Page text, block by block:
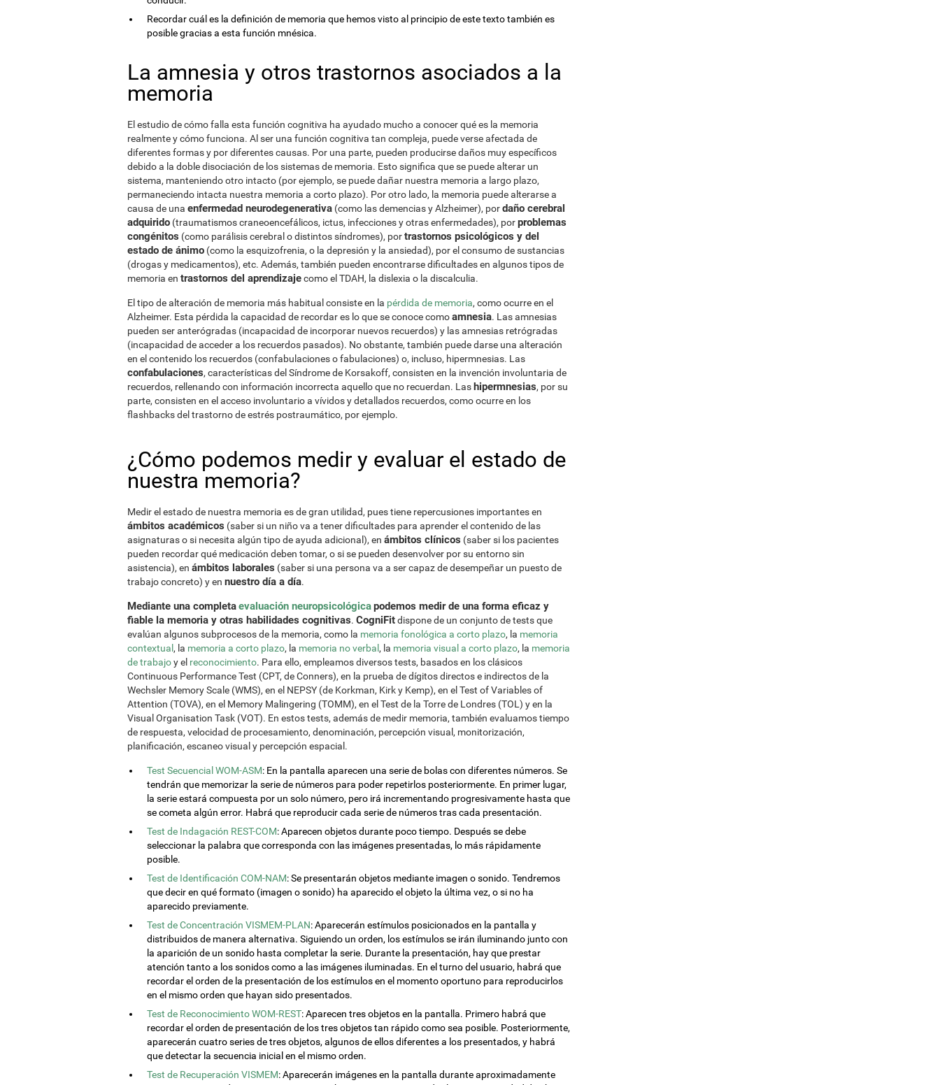
Recordar cuál es la definición de memoria que hemos visto al principio de este texto también es
posible gracias a esta función mnésica.
La amnesia y otros trastornos asociados a la
memoria
El estudio de cómo falla esta función cognitiva ha ayudado mucho a conocer qué es la memoria
realmente y cómo funciona. Al ser una función cognitiva tan compleja, puede verse afectada de
diferentes formas y por diferentes causas. Por una parte, pueden producirse daños muy específicos
debido a la doble disociación de los sistemas de memoria. Esto significa que se puede alterar un
sistema, manteniendo otro intacto (por ejemplo, se puede dañar nuestra memoria a largo plazo,
permaneciendo intacta nuestra memoria a corto plazo). Por otro lado, la memoria puede alterarse a
causa de una enfermedad neurodegenerativa (como las demencias y Alzheimer), pordaño cerebral
adquirido (traumatismos craneoencefálicos, ictus, infecciones y otras enfermedades), porproblemas
congénitos (como parálisis cerebral o distintos síndromes), portrastornos psicológicos y del
estado de ánimo (como la esquizofrenia, o la depresión y la ansiedad), por el consumo de sustancias
(drogas y medicamentos), etc. Además, también pueden encontrarse dificultades en algunos tipos de
memoria en trastornos del aprendizajecomo el TDAH, la dislexia o la discalculia.
El tipo de alteración de memoria más habitual consiste en la pérdida de memoria, como ocurre en el
Alzheimer. Esta pérdida la capacidad de recordar es lo que se conoce comoamnesia. Las amnesias
pueden ser anterógradas (incapacidad de incorporar nuevos recuerdos) y las amnesias retrógradas
(incapacidad de acceder a los recuerdos pasados). No obstante, también puede darse una alteración
en el contenido los recuerdos (confabulaciones o fabulaciones) o, incluso, hipermnesias. Las
confabulaciones, características del Síndrome de Korsakoff, consisten en la invención involuntaria de
recuerdos, rellenando con información incorrecta aquello que no recuerdan. Lashipermnesias, por su
parte, consisten en el acceso involuntario a vívidos y detallados recuerdos, como ocurre en los
flashbacks del trastorno de estrés postraumático, por ejemplo.
¿Cómo podemos medir y evaluar el estado de
nuestra memoria?
Medir el estado de nuestra memoria es de gran utilidad, pues tiene repercusiones importantes en
ámbitos académicos (saber si un niño va a tener dificultades para aprender el contenido de las
asignaturas o si necesita algún tipo de ayuda adicional), en ámbitos clínicos (saber si los pacientes
pueden recordar qué medicación deben tomar, o si se pueden desenvolver por su entorno sin
asistencia), en ámbitos laborales (saber si una persona va a ser capaz de desempeñar un puesto de
trabajo concreto) y en nuestro día a día.
Mediante una completaevaluación neuropsicológicapodemos medir de una forma eficaz y
fiable la memoria y otras habilidades cognitivas. CogniFitdispone de un conjunto de tests que
evalúan algunos subprocesos de la memoria, como la memoria fonológica a corto plazo, la memoria
contextual , la memoria a corto plazo, la memoria no verbal , la memoria visual a corto plazo, la memoria
de trabajoy el reconocimiento. Para ello, empleamos diversos tests, basados en los clásicos
Continuous Performance Test (CPT, de Conners), en la prueba de dígitos directos e indirectos de la
Wechsler Memory Scale (WMS), en el NEPSY (de Korkman, Kirk y Kemp), en el Test of Variables of
Attention (TOVA), en el Memory Malingering (TOMM), en el Test de la Torre de Londres (TOL) y en la
Visual Organisation Task (VOT). En estos tests, además de medir memoria, también evaluamos tiempo
de respuesta, velocidad de procesamiento, denominación, percepción visual, monitorización,
planificación, escaneo visual y percepción espacial.
Test Secuencial WOM-ASM: En la pantalla aparecen una serie de bolas con diferentes números. Se
tendrán que memorizar la serie de números para poder repetirlos posteriormente. En primer lugar,
la serie estará compuesta por un solo número, pero irá incrementando progresivamente hasta que
se cometa algún error. Habrá que reproducir cada serie de números tras cada presentación.
Test de Indagación REST-COM: Aparecen objetos durante poco tiempo. Después se debe
seleccionar la palabra que corresponda con las imágenes presentadas, lo más rápidamente
posible.
Test de Identificación COM-NAM: Se presentarán objetos mediante imagen o sonido. Tendremos
que decir en qué formato (imagen o sonido) ha aparecido el objeto la última vez, o si no ha
aparecido previamente.
Test de Concentración VISMEM-PLAN: Aparecerán estímulos posicionados en la pantalla y
distribuidos de manera alternativa. Siguiendo un orden, los estímulos se irán iluminando junto con
la aparición de un sonido hasta completar la serie. Durante la presentación, hay que prestar
atención tanto a los sonidos como a las imágenes iluminadas. En el turno del usuario, habrá que
recordar el orden de la presentación de los estímulos en el momento oportuno para reproducirlos
en el mismo orden que hayan sido presentados.
Test de Reconocimiento WOM-REST: Aparecen tres objetos en la pantalla. Primero habrá que
recordar el orden de presentación de los tres objetos tan rápido como sea posible. Posteriormente,
aparecerán cuatro series de tres objetos, algunos de ellos diferentes a los presentados, y habrá
que detectar la secuencia inicial en el mismo orden.
Test de Recuperación VISMEM: Aparecerán imágenes en la pantalla durante aproximadamente